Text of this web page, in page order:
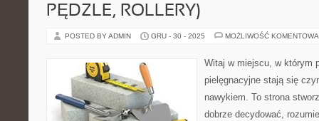
PĘDZLE, ROLLERY)
POSTED BY ADMIN GRU - 30 - 2025 MOŻLIWOŚĆ
Witaj w miejscu, w którym
pielęgnacyjne stają się
nawykiem. To strona
dobrze decydować,